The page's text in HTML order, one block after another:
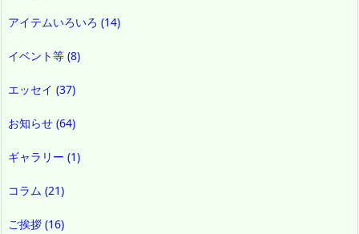
アイテムいろいろ (14)
イベント等 (8)
エッセイ (37)
お知らせ (64)
ギャラリー (1)
コラム (21)
ご挨拶 (16)